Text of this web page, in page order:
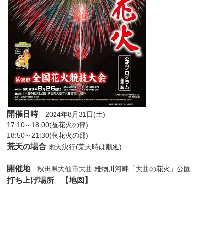
開催日時2024年8月31日(土)
17:10～18:00(昼花火の部)
18:50～21:30(夜花火の部)
荒天の場合 雨天決行(荒天時は順延)
開催地秋田県大仙市大曲 雄物川河畔「大曲の花火」公園
打ち上げ場所 【地図】